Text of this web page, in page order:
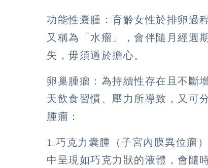
功能性囊腫：育齡女性於排卵過
又稱為「水瘤」，會伴隨月經週
失，毋須過於擔心。
卵巢腫瘤：為持續性存在且不斷
天飲食習慣、壓力所導致，又可
腫瘤：
1.巧克力囊腫（子宮內膜異位瘤
中呈現如巧克力狀的液體，會隨